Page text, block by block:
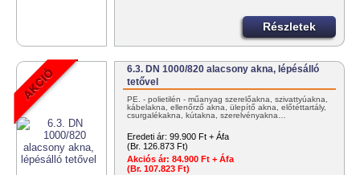
Részletek
6.3. DN 1000/820 alacsony akna, lépésálló
tetővel
PE. - polietilén - műanyag szerelőakna, szivattyúakna,
kábelakna, ellenőrző akna, ülepítő akna, előtéttartály,
csurgalékakna, kútakna, szerelvényakna…
Eredeti ár: 99.900 Ft + Áfa
(Br. 126.873 Ft)
Akciós ár: 84.900 Ft + Áfa
(Br. 107.823 Ft)